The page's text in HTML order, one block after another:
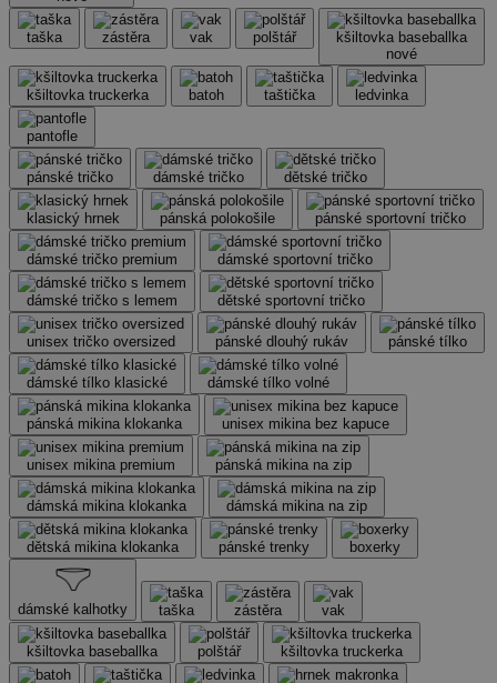
taška zástěra vak polštář
kšiltovka baseballka
nové
kšiltovka truckerka batoh taštička ledvinka
pantofle
pánské tričko dámské tričko dětské tričko
klasický hrnek pánská polokošile pánské sportovní tričko
dámské tričko premium dámské sportovní tričko
dámské tričko s lemem dětské sportovní tričko
unisex tričko oversized pánské dlouhý rukáv pánské tílko
dámské tílko klasické dámské tílko volné
pánská mikina klokanka unisex mikina bez kapuce
unisex mikina premium pánská mikina na zip
dámská mikina klokanka dámská mikina na zip
dětská mikina klokanka pánské trenky boxerky
dámské kalhotky taška zástěra vak
kšiltovka baseballka polštář kšiltovka truckerka